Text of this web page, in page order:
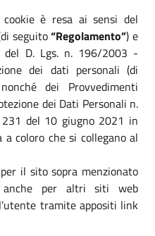
è resa ai sensi del
seguito“Regolamento”) e
del D. Lgs. n. 196/2003 -
dei dati personali (di
dei Provvedimenti
dei Dati Personali n.
del 10 giugno 2021 in
coloro che si collegano al
il sito sopra menzionato
per altri siti web
tramite appositi link